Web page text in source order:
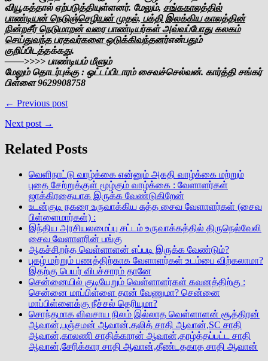
வியூகத்தால் ஏற்படுத்தியுள்ளனர். மேலும், சங்ககாலத்தில்
பாண்டியன் நெடுஞ்செழியன் முதல், பக்தி இலக்கிய காலத்தின்
நின்றசீர் நெடுமாறன் வரை பாண்டியர்கள் அவ்வப்போது கலகம்
செய்துவந்த பரதவர்களை ஒடுக்கிவந்தனர்என்பதும்
குறிப்பிடத்தக்கது.
——>>>> பாண்டியம் மீளும்
மேலும் தொடர்புக்கு : ஒட்டப்பிடாரம் சைவச்செல்வன். கார்த்தி சங்கர்
பிள்ளை 9629908758
← Previous post
Next post →
Related Posts
வெளிநாட்டு வாழ்க்கை என்னும் அகதி வாழ்க்கை மற்றும்
புதை சேற்றுக்குள் மூழ்கும் வாழ்க்கை : வேளாளர்கள்
ஜாக்கிரதையாக இருக்க வேண்டுகிறேன்
உடன்குடி நகரை உருவாக்கிய சுத்த சைவ வேளாளர்கள் (சைவ
பிள்ளைமார்கள்) :
இந்திய அரசியலமைப்பு சட்டம் உருவாக்கத்தில் திருநெல்வேலி
சைவ வேளாளரின் பங்கு
ஆகச்சிறந்த வெள்ளாளன் எப்படி இருக்க வேண்டும்?
புகழ் மற்றும் பணத்திற்காக வேளாளர்கள் உடம்பை விற்கலாமா?
இதற்கு பெயர் விபச்சாரம் தானே
சென்னையில் குடியேறும் வெள்ளாளர்கள் கவனத்திற்கு :
சென்னை மாப்பிள்ளை தான் வேணுமா? சென்னை
மாப்பிள்ளைக்கு நீச்சல் தெரியுமா?
சொந்தமாக விவசாய நிலம் இல்லாத வெள்ளாளன் சூத்திரன்
ஆவான்,பஞ்சமன் ஆவான்,தலித் சாதி ஆவான்,SC சாதி
ஆவான்,காலணி சாதிக்காரன் ஆவான்,தாழ்த்தப்பட்ட சாதி
ஆவான்,சேரிக்கார சாதி ஆவான்,தீண்டதகாத சாதி ஆவான்